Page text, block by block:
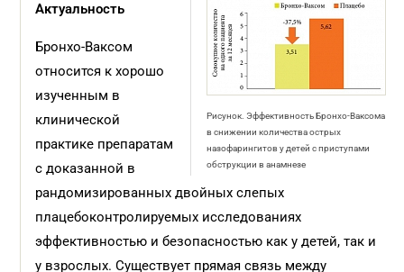
Рисунок. Эффективность Бронхо-Ваксома
в снижении количества острых
назофарингитов у детей с приступами
обструкции в анамнезе
Актуальность
Бронхо-Ваксом
относится к хорошо
изученным в
клинической
практике препаратам
с доказанной в
рандомизированных двойных слепых
плацебоконтролируемых исследованиях
эффективностью и безопасностью как у детей, так и
у взрослых. Существует прямая связь между